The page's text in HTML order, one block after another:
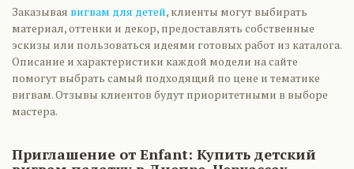
Заказывая вигвам для детей, клиенты могут выбирать
материал, оттенки и декор, предоставлять собственные
эскизы или пользоваться идеями готовых работ из каталога.
Описание и характеристики каждой модели на сайте
помогут выбрать самый подходящий по цене и тематике
вигвам. Отзывы клиентов будут приоритетными в выборе
мастера.
Приглашение от Еnfant: Купить детский